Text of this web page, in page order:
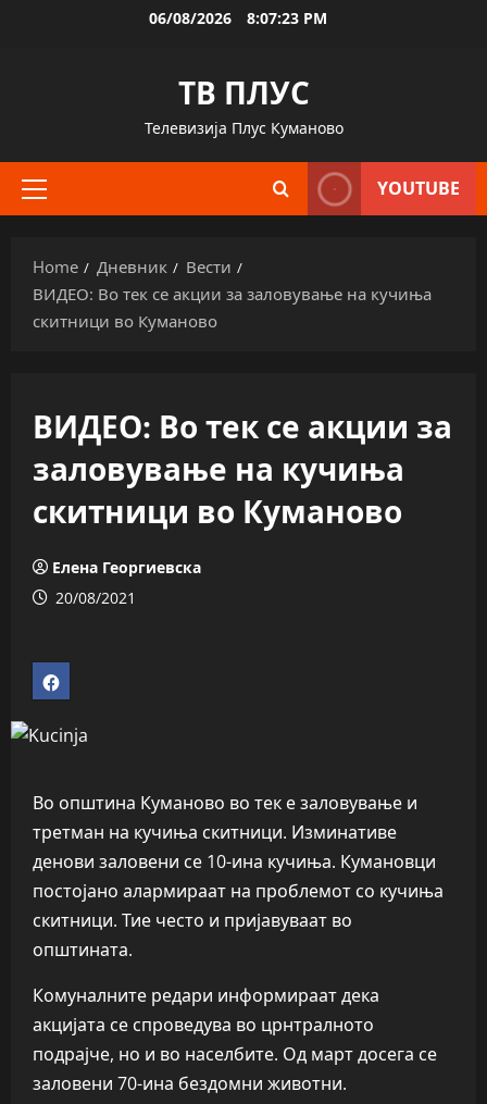
06/08/2026 8:07:23 PM
ТВ ПЛУС
Телевизија Плус Куманово
Primary
YOUTUBE
Home Дневник
Вести
ВИДЕО: Во тек се акции за заловување на кучиња
скитници во Куманово
ВИДЕО: Во тек се акции за
заловување на кучиња
скитници во Куманово
Елена Георгиевска
20/08/2021
Во општина Куманово во тек е заловување и
третман на кучиња скитници. Изминативе
денови заловени се 10-ина кучиња. Кумановци
постојано алармираат на проблемот со кучиња
скитници. Тие често и пријавуваат во
општината.
Комуналните редари информираат дека
акцијата се спроведува во црнтралното
подрајче, но и во населбите. Од март досега се
заловени 70-ина бездомни животни.